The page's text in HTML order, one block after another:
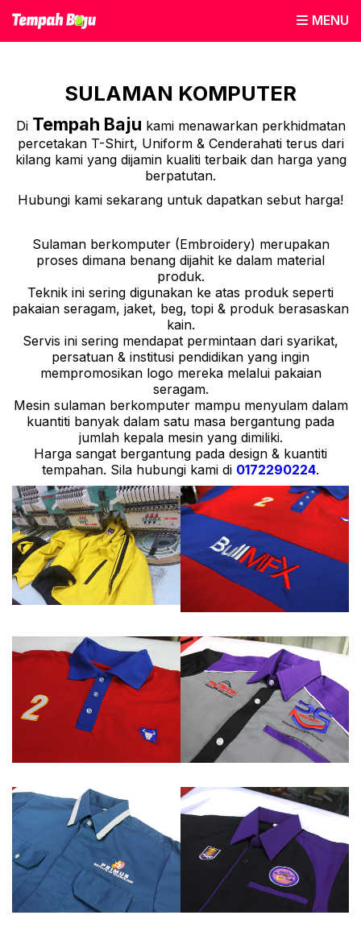
MENU
SULAMAN KOMPUTER
Di Tempah Baju kami menawarkan perkhidmatan
percetakan T-Shirt, Uniform & Cenderahati terus dari
kilang kami yang dijamin kualiti terbaik dan harga yang
berpatutan.
Hubungi kami sekarang untuk dapatkan sebut harga!
Sulaman berkomputer (Embroidery) merupakan
proses dimana benang dijahit ke dalam material
produk.
Teknik ini sering digunakan ke atas produk seperti
pakaian seragam, jaket, beg, topi & produk berasaskan
kain.
Servis ini sering mendapat permintaan dari syarikat,
persatuan & institusi pendidikan yang ingin
mempromosikan logo mereka melalui pakaian
seragam.
Mesin sulaman berkomputer mampu menyulam dalam
kuantiti banyak dalam satu masa bergantung pada
jumlah kepala mesin yang dimiliki.
Harga sangat bergantung pada design & kuantiti
tempahan. Sila hubungi kami di 0172290224.